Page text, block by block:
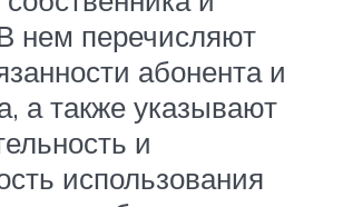
нем перечисляют
абонента и
а также указывают
и
использования